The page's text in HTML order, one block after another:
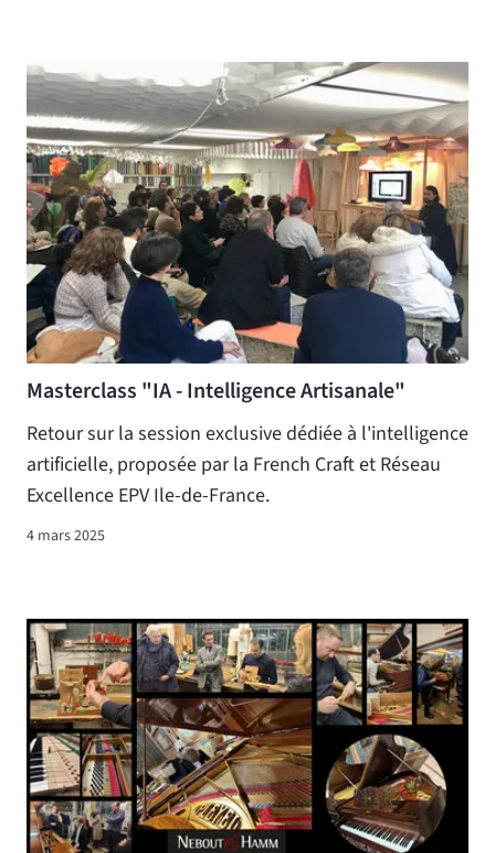
Masterclass "IA - Intelligence Artisanale"
Retour sur la session exclusive dédiée à l'intelligence
artificielle, proposée par la French Craft et Réseau
Excellence EPV Ile-de-France.
4 mars 2025